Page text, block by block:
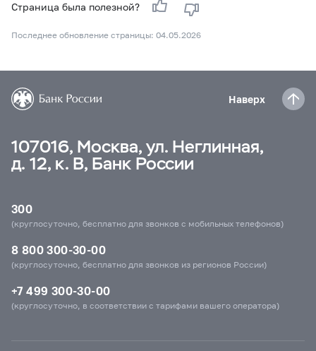
Страница была полезной?
Последнее обновление страницы: 04.05.2026
Наверх
107016, Москва, ул. Неглинная,
д. 12, к. В, Банк России
300
(круглосуточно, бесплатно для звонков с мобильных телефонов)
8 800 300-30-00
(круглосуточно, бесплатно для звонков из регионов России)
+7 499 300-30-00
(круглосуточно, в соответствии с тарифами вашего оператора)